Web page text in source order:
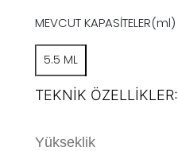
MEVCUT KAPASİTELER(ml)
5.5 ML
TEKNİK ÖZELLİKLER:
Yükseklik